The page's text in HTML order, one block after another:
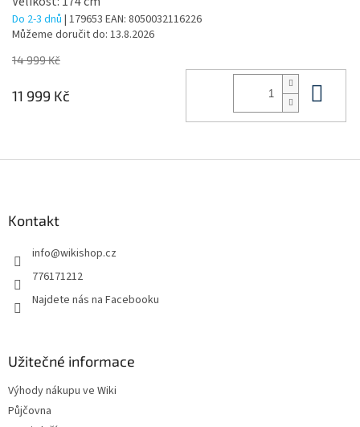
Do 2-3 dnů | 179653 EAN: 8050032116226
Můžeme doručit do: 13.8.2026
14 999 Kč
11 999 Kč
Kontakt
info@wikishop.cz
776171212
Najdete nás na Facebooku
Užitečné informace
Výhody nákupu ve Wiki
Půjčovna